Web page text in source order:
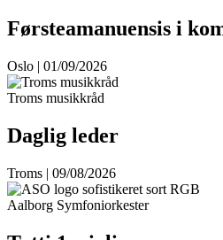
Førsteamanuensis i
Oslo | 01/09/2026
Troms musikkråd
Daglig leder
Troms | 09/08/2026
Aalborg Symfoniorkester